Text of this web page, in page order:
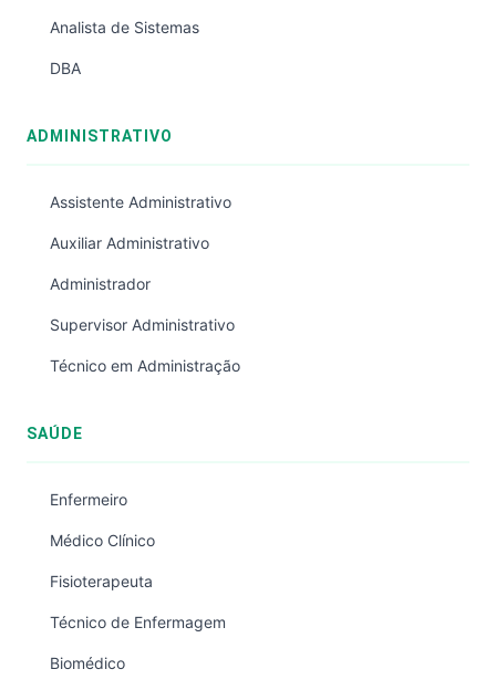
Analista de Sistemas
DBA
ADMINISTRATIVO
Assistente Administrativo
Auxiliar Administrativo
Administrador
Supervisor Administrativo
Técnico em Administração
SAÚDE
Enfermeiro
Médico Clínico
Fisioterapeuta
Técnico de Enfermagem
Biomédico